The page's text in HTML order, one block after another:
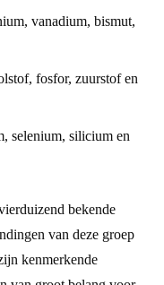
vanadium, bismut,
fosfor, zuurstof en
selenium, silicium en
bekende
van deze groep
kenmerkende